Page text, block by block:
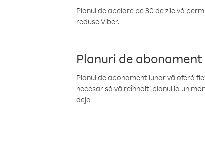
Planul de apelare pe 30 de zile vă
reduse Viber.
Planuri de
Planul de abonament lunar vă oferă
necesar să vă reînnoiți planul la un
deja